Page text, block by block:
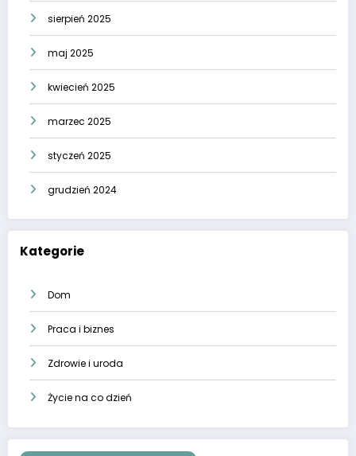
sierpień 2025
maj 2025
kwiecień 2025
marzec 2025
styczeń 2025
grudzień 2024
Kategorie
Dom
Praca i biznes
Zdrowie i uroda
Życie na co dzień